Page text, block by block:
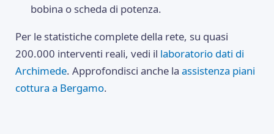
bobina o scheda di potenza.
Per le statistiche complete della rete, su quasi
200.000 interventi reali, vedi il laboratorio dati di
Archimede. Approfondisci anche laassistenza piani
cottura a Bergamo.